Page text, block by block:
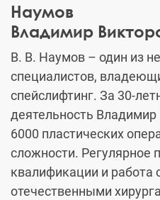
Наумов
Владимир
В. В. Наумов – один из
специалистов,
спейслифтинг. За 30-
деятельность
6000 пластических
сложности. Регулярное
квалификации и работа
отечественными